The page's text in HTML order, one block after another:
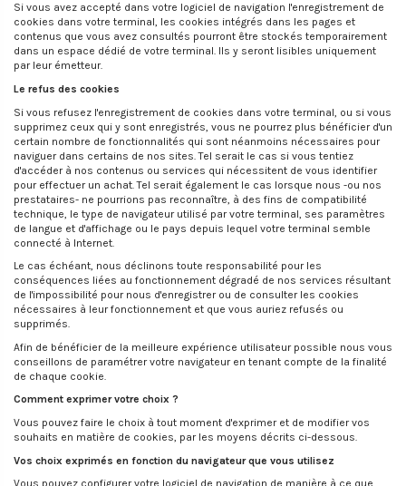
Si vous avez accepté dans votre logiciel de navigation l'enregistrement de
cookies dans votre terminal, les cookies intégrés dans les pages et
contenus que vous avez consultés pourront être stockés temporairement
dans un espace dédié de votre terminal. Ils y seront lisibles uniquement
par leur émetteur.
Le refus des cookies
Si vous refusez l'enregistrement de cookies dans votre terminal, ou si vous
supprimez ceux qui y sont enregistrés, vous ne pourrez plus bénéficier d'un
certain nombre de fonctionnalités qui sont néanmoins nécessaires pour
naviguer dans certains de nos sites. Tel serait le cas si vous tentiez
d'accéder à nos contenus ou services qui nécessitent de vous identifier
pour effectuer un achat. Tel serait également le cas lorsque nous -ou nos
prestataires- ne pourrions pas reconnaître, à des fins de compatibilité
technique, le type de navigateur utilisé par votre terminal, ses paramètres
de langue et d'affichage ou le pays depuis lequel votre terminal semble
connecté à Internet.
Le cas échéant, nous déclinons toute responsabilité pour les
conséquences liées au fonctionnement dégradé de nos services résultant
de l'impossibilité pour nous d'enregistrer ou de consulter les cookies
nécessaires à leur fonctionnement et que vous auriez refusés ou
supprimés.
Afin de bénéficier de la meilleure expérience utilisateur possible nous vous
conseillons de paramétrer votre navigateur en tenant compte de la finalité
de chaque cookie.
Comment exprimer votre choix ?
Vous pouvez faire le choix à tout moment d'exprimer et de modifier vos
souhaits en matière de cookies, par les moyens décrits ci-dessous.
Vos choix exprimés en fonction du navigateur que vous utilisez
Vous pouvez configurer votre logiciel de navigation de manière à ce que